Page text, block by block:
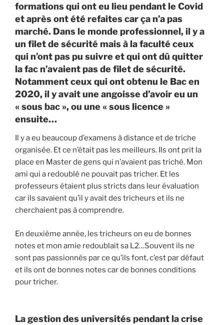
formations qui ont eu lieu pendant le Covid
et après ont été refaites car ça n’a pas
marché. Dans le monde professionnel, il y a
un filet de sécurité mais à la faculté ceux
qui n’ont pas pu suivre et qui ont dû quitter
la fac n’avaient pas de filet de sécurité.
Notamment ceux qui ont obtenu le Bac en
2020, il y avait une angoisse d’avoir eu un
« sous bac », ou une « sous licence »
ensuite…
Il y a eu beaucoup d’examens à distance et de triche
organisée. Et ce n’était pas les meilleurs. Ils ont prit la
place en Master de gens qui n’avaient pas triché. Mon
ami qui a redoublé ne pouvait pas tricher. Et les
professeurs étaient plus stricts dans leur évaluation
car ils savaient qu’il y avait des tricheurs et ils ne
cherchaient pas à comprendre.
En deuxième année, les tricheurs on eu de bonnes
notes et mon amie redoublait sa L2…Souvent ils ne
sont pas passionnés par ce qu’ils font, c’est par défaut
et ils ont de bonnes notes car de bonnes conditions
pour tricher.
La gestion des universités pendant la crise